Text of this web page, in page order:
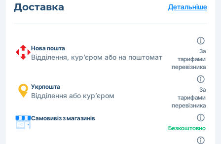
Доставка Детальніше
Нова пошта
Відділення, кур’єром або на поштомат
За
тарифами
перевізника
Укрпошта
Відділення або кур’єром
За
тарифами
перевізника
Самовивіз з магазинів
Безкоштовно